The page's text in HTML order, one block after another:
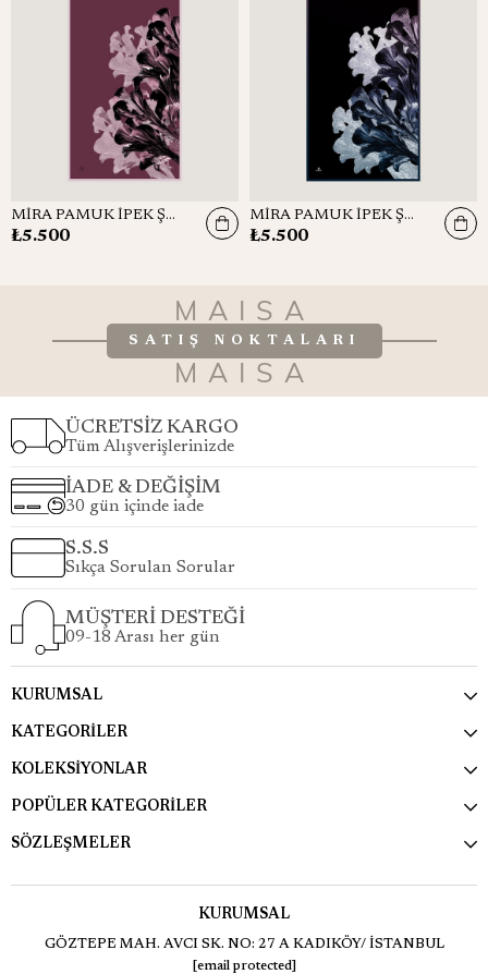
MİRA PAMUK İPEK ŞAL 70*190 CM - GÜL KURUSU
₺5.500
MİRA PAMUK İPEK ŞAL 70*190 CM - LACİVERT
₺5.500
MAISA
SATIŞ NOKTALARI
MAISA
ÜCRETSİZ KARGO
Tüm Alışverişlerinizde
İADE & DEĞİŞİM
30 gün içinde iade
S.S.S
Sıkça Sorulan Sorular
MÜŞTERİ DESTEĞİ
09-18 Arası her gün
KURUMSAL
KATEGORİLER
KOLEKSİYONLAR
POPÜLER KATEGORİLER
SÖZLEŞMELER
KURUMSAL
GÖZTEPE MAH. AVCI SK. NO: 27 A KADIKÖY/ İSTANBUL
[email protected]